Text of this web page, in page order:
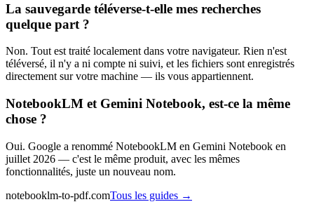
La sauvegarde téléverse-t-elle mes recherches
quelque part ?
Non. Tout est traité localement dans votre navigateur. Rien n'est
téléversé, il n'y a ni compte ni suivi, et les fichiers sont enregistrés
directement sur votre machine — ils vous appartiennent.
NotebookLM et Gemini Notebook, est-ce la même
chose ?
Oui. Google a renommé NotebookLM en Gemini Notebook en
juillet 2026 — c'est le même produit, avec les mêmes
fonctionnalités, juste un nouveau nom.
notebooklm-to-pdf.comTous les guides →